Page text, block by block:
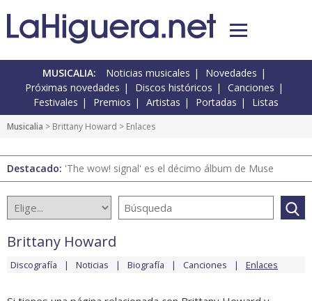
MUSICALIA: Noticias musicales
Novedades
Próximas novedades
Discos históricos
Canciones
Festivales
Premios Artistas Portadas Listas
Musicalia > Brittany Howard > Enlaces
Destacado: 'The wow! signal' es el décimo álbum de Muse
Brittany Howard
Discografía Noticias Biografía Canciones Enlaces